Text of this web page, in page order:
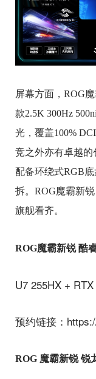
屏幕方面，ROG
款2.5K 300Hz
光，覆盖100%
竞之外亦有卓越的
配备环绕式RGB
拆。ROG魔霸新
旗舰看齐。
ROG魔霸新锐 酷
U7 255HX +
预约链接：
ROG 魔霸新锐 锐